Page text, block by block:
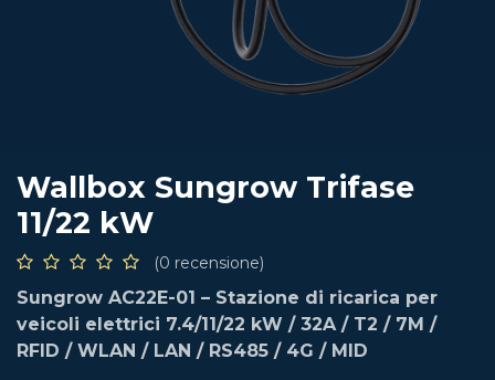
Wallbox Sungrow Trifase
11/22 kW
(0 recensione)
Sungrow AC22E-01 – Stazione di ricarica per
veicoli elettrici 7.4/11/22 kW / 32A / T2 / 7M /
RFID / WLAN / LAN / RS485 / 4G / MID